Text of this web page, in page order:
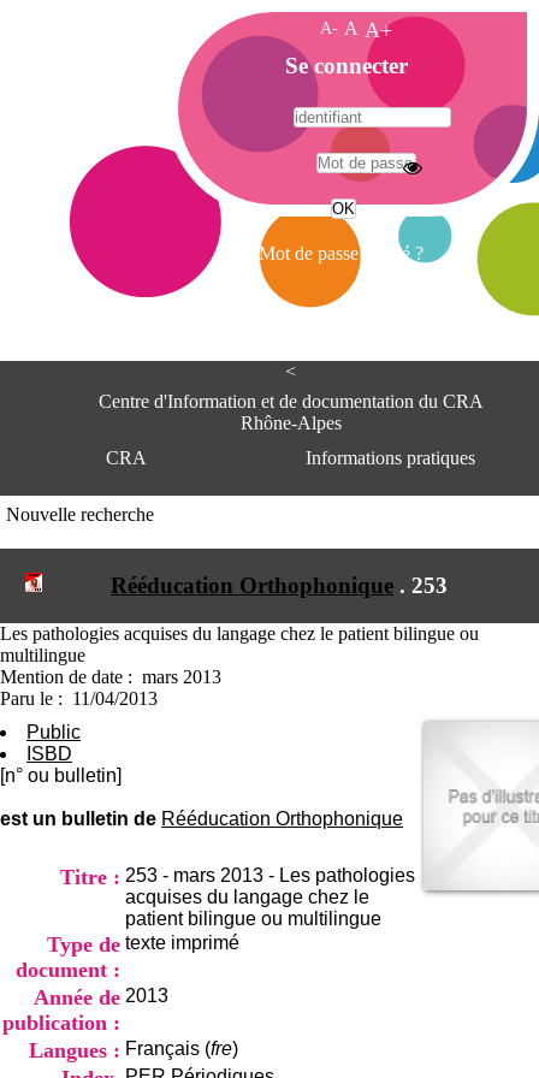
<
Centre d'Information et de documentation du CRA
Rhône-Alpes
CRA
Informations pratiques
du CRA Rhône-Alpes
bât 211
69678 Bron Cedex
Contact
Nouvelle recherche
Rééducation Orthophonique . 253
Les pathologies acquises du langage chez le patient bilingue ou
multilingue
Mention de date : mars 2013
Paru le : 11/04/2013
Public
ISBD
[n° ou bulletin]
est un bulletin de Rééducation Orthophonique
Titre : 253 - mars 2013 - Les pathologies
acquises du langage chez le
patient bilingue ou multilingue
Type de
document :
texte imprimé
Année de
publication :
2013
Langues : Français (fre)
A- A A+
A
c
c
e
i
Se connecter
Mot de passe oublié ?
A
e
e
I
f
r
a
d
D
o
c
u
m
a
t